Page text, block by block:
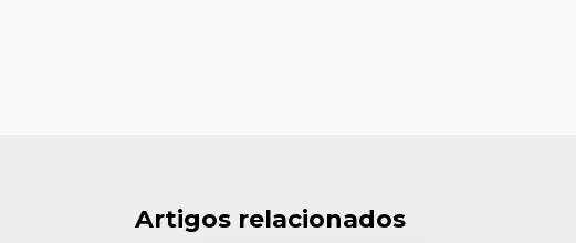
Artigos relacionados